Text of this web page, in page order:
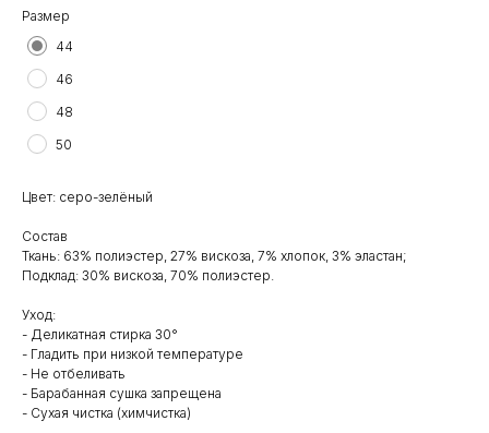
Размер
44
46
48
50
Цвет: серо-зелёный
Состав
Ткань: 63% полиэстер, 27% вискоза, 7% хлопок, 3% эластан;
Подклад: 30% вискоза, 70% полиэстер.
Уход:
- Деликатная стирка 30°
- Гладить при низкой температуре
- Не отбеливать
- Барабанная сушка запрещена
- Сухая чистка (химчистка)